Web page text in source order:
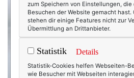
zum Speichern von Einstellungen,
Besuchen der Website gemacht hast.
stehen dir einige Features nicht zur
Übermittlung an Drittanbieter.
Statistik Details
Statistik-Cookies helfen Webseiten-
wie Besucher mit Webseiten